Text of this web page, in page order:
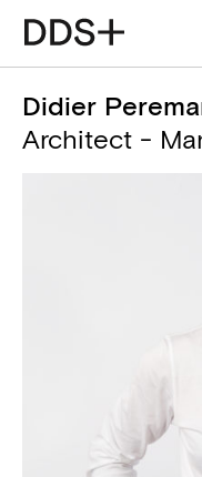
Didier
Architect -